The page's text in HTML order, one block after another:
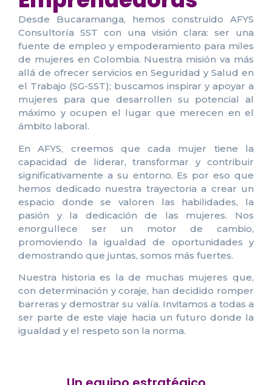
Desde Bucaramanga, hemos construido AFYS
Consultoría SST con una visión clara: ser una
fuente de empleo y empoderamiento para miles
de mujeres en Colombia. Nuestra misión va más
allá de ofrecer servicios en Seguridad y Salud en
el Trabajo (SG-SST); buscamos inspirar y apoyar a
mujeres para que desarrollen su potencial al
máximo y ocupen el lugar que merecen en el
ámbito laboral.
En AFYS, creemos que cada mujer tiene la
capacidad de liderar, transformar y contribuir
significativamente a su entorno. Es por eso que
hemos dedicado nuestra trayectoria a crear un
espacio donde se valoren las habilidades, la
pasión y la dedicación de las mujeres. Nos
enorgullece ser un motor de cambio,
promoviendo la igualdad de oportunidades y
demostrando que juntas, somos más fuertes.
Nuestra historia es la de muchas mujeres que,
con determinación y coraje, han decidido romper
barreras y demostrar su valía. Invitamos a todas a
ser parte de este viaje hacia un futuro donde la
igualdad y el respeto son la norma.